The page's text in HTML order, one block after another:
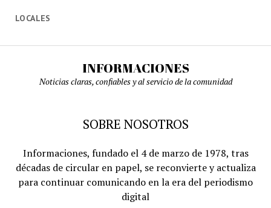
LOCALES
INFORMACIONES
Noticias claras, confiables y al servicio de la comunidad
SOBRE NOSOTROS
Informaciones, fundado el 4 de marzo de 1978, tras
décadas de circular en papel, se reconvierte y actualiza
para continuar comunicando en la era del periodismo
digital